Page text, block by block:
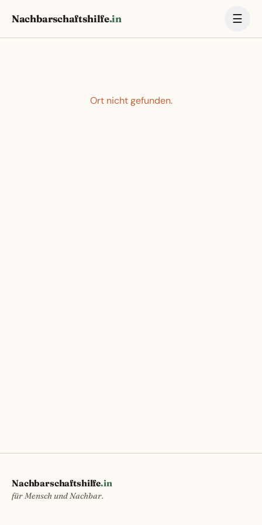
Nachbarschaftshilfe.in ☰
Ort nicht gefunden.
Nachbarschaftshilfe.in
für Mensch und Nachbar.